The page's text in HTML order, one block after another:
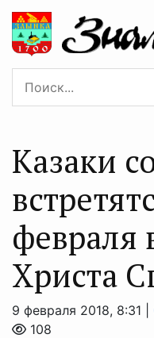
Казаки
февраля
Христа
9 февраля 2018, 8:31 |
108